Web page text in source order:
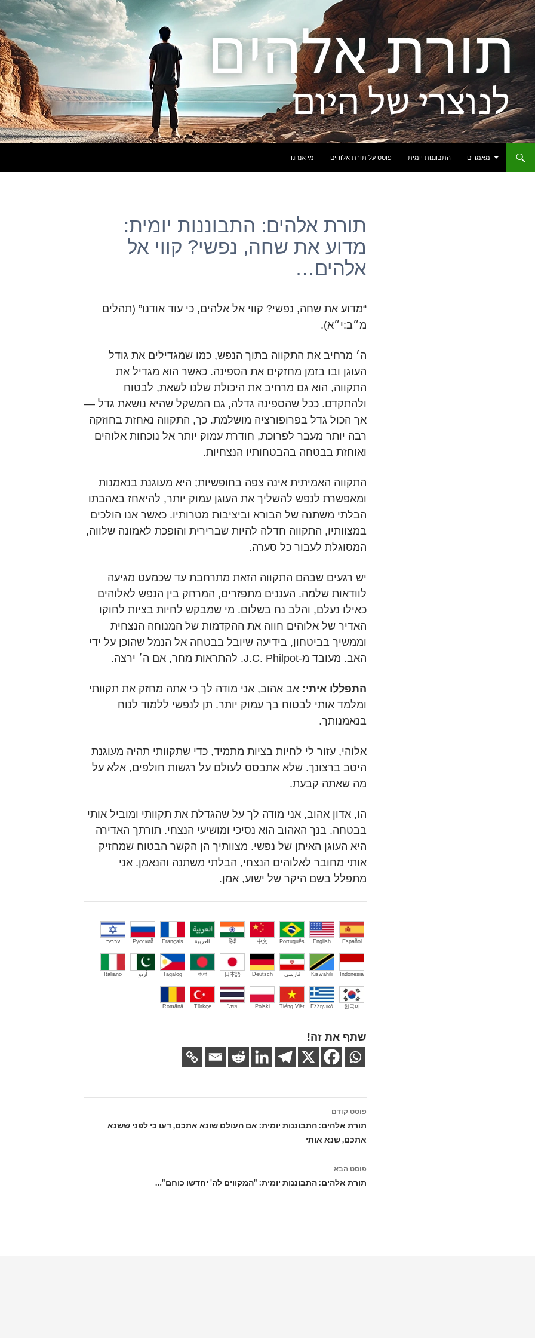
מאמרים
התבוננות יומית פוסט על תורת אלוהים מי אנחנו
תורת אלהים: התבוננות יומית:
מדוע את שחה, נפשי? קווי אל
אלהים…
“מדוע את שחה, נפשי? קווי אל אלהים, כי עוד אודנו” (תהלים
מ״ב:י״א).
ה׳ מרחיב את התקווה בתוך הנפש, כמו שמגדילים את גודל
העוגן ובו בזמן מחזקים את הספינה. כאשר הוא מגדיל את
התקווה, הוא גם מרחיב את היכולת שלנו לשאת, לבטוח
ולהתקדם. ככל שהספינה גדלה, גם המשקל שהיא נושאת גדל —
אך הכול גדל בפרופורציה מושלמת. כך, התקווה נאחזת בחוזקה
רבה יותר מעבר לפרוכת, חודרת עמוק יותר אל נוכחות אלוהים
ואוחזת בבטחה בהבטחותיו הנצחיות.
התקווה האמיתית אינה צפה בחופשיות; היא מעוגנת בנאמנות
ומאפשרת לנפש להשליך את העוגן עמוק יותר, להיאחז באהבתו
הבלתי משתנה של הבורא וביציבות מטרותיו. כאשר אנו הולכים
במצוותיו, התקווה חדלה להיות שברירית והופכת לאמונה שלווה,
המסוגלת לעבור כל סערה.
יש רגעים שבהם התקווה הזאת מתרחבת עד שכמעט מגיעה
לוודאות שלמה. העננים מתפזרים, המרחק בין הנפש לאלוהים
כאילו נעלם, והלב נח בשלום. מי שמבקש לחיות בציות לחוקו
האדיר של אלוהים חווה את ההקדמות של המנוחה הנצחית
וממשיך בביטחון, בידיעה שיובל בבטחה אל הנמל שהוכן על ידי
האב. מעובד מ-J.C. Philpot. להתראות מחר, אם ה׳ ירצה.
התפללו איתי: אב אהוב, אני מודה לך כי אתה מחזק את תקוותי
ומלמד אותי לבטוח בך עמוק יותר. תן לנפשי ללמוד לנוח
בנאמנותך.
אלוהי, עזור לי לחיות בציות מתמיד, כדי שתקוותי תהיה מעוגנת
היטב ברצונך. שלא אתבסס לעולם על רגשות חולפים, אלא על
מה שאתה קבעת.
הו, אדון אהוב, אני מודה לך על שהגדלת את תקוותי ומוביל אותי
בבטחה. בנך האהוב הוא נסיכי ומושיעי הנצחי. תורתך האדירה
היא העוגן האיתן של נפשי. מצוותיך הן הקשר הבטוח שמחזיק
אותי מחובר לאלוהים הנצחי, הבלתי משתנה והנאמן. אני
מתפלל בשם היקר של ישוע, אמן.
Español
English
Português
中文
हिंदी العربية Français
Русский עברית
Indonesia
Kiswahili فارسی Deutsch
日本語
বাংলা
Tagalog اُردو Italiano
한국어
Ελληνικά
Tiếng Việt
Polski
ไทย
Türkçe
Română
שתף את זה!
ניווט
בפוסטים
פוסט קודם
תורת אלהים: התבוננות יומית: אם העולם שונא אתכם, דעו כי לפני ששנא
אתכם, שנא אותי
פוסט הבא
תורת אלהים: התבוננות יומית: "המקווים לה' יחדשו כוחם"…